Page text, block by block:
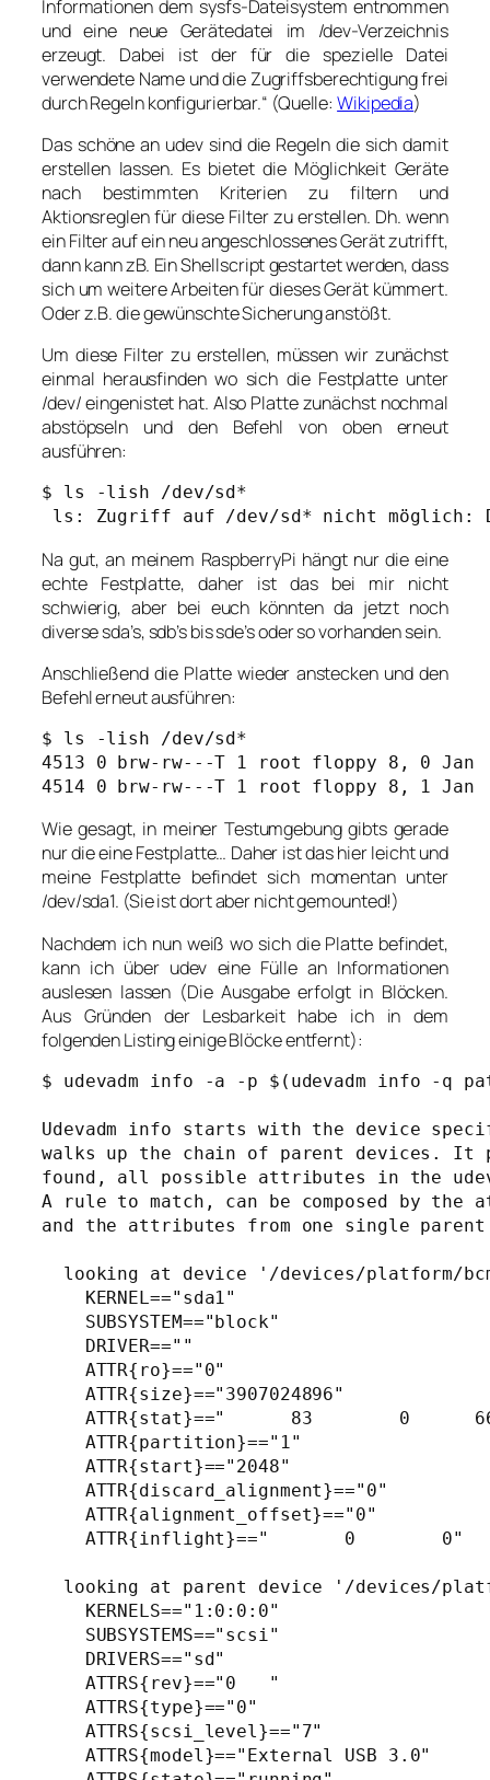
Informationen dem sysfs-Dateisystem entnommen
und eine neue Gerätedatei im /dev-Verzeichnis
erzeugt. Dabei ist der für die spezielle Datei
verwendete Name und die Zugriffsberechtigung frei
durch Regeln konfigurierbar.“ (Quelle:Wikipedia)
Das schöne an udev sind die Regeln die sich damit
erstellen lassen. Es bietet die Möglichkeit Geräte
nach bestimmten Kriterien zu filtern und
Aktionsreglen für diese Filter zu erstellen. Dh. wenn
ein Filter auf ein neu angeschlossenes Gerät zutrifft,
dann kann zB. Ein Shellscript gestartet werden, dass
sich um weitere Arbeiten für dieses Gerät kümmert.
Oder z.B. die gewünschte Sicherung anstößt.
Um diese Filter zu erstellen, müssen wir zunächst
einmal herausfinden wo sich die Festplatte unter
/dev/ eingenistet hat. Also Platte zunächst nochmal
abstöpseln und den Befehl von oben erneut
ausführen:
$ ls -lish /dev/sd*
Na gut, an meinem RaspberryPi hängt nur die eine
echte Festplatte, daher ist das bei mir nicht
schwierig, aber bei euch könnten da jetzt noch
diverse sda’s, sdb’s bis sde’s oder so vorhanden sein.
Anschließend die Platte wieder anstecken und den
Befehl erneut ausführen:
$ ls -lish /dev/sd*
4513 0 brw-rw---T 1 root floppy 8, 0 Jan
4514 0 brw-rw---T 1 root floppy 8, 1 Jan
Wie gesagt, in meiner Testumgebung gibts gerade
nur die eine Festplatte… Daher ist das hier leicht und
meine Festplatte befindet sich momentan unter
/dev/sda1. (Sie ist dort aber nicht gemounted!)
Nachdem ich nun weiß wo sich die Platte befindet,
kann ich über udev eine Fülle an Informationen
auslesen lassen (Die Ausgabe erfolgt in Blöcken.
Aus Gründen der Lesbarkeit habe ich in dem
folgenden Listing einige Blöcke entfernt):
$ udevadm info -a -p $(udevadm info -q
Udevadm info starts with the device
walks up the chain of parent devices. It
found, all possible attributes in the
A rule to match, can be composed by
and the attributes from one single
looking at device '/devices/platform/
    KERNEL=="sda1"
    SUBSYSTEM=="block"
    DRIVER==""
    ATTR{ro}=="0"
    ATTR{size}=="3907024896"
ATTR{stat}=="      83        0
    ATTR{partition}=="1"
    ATTR{start}=="2048"
    ATTR{discard_alignment}=="0"
    ATTR{alignment_offset}=="0"
    ATTR{inflight}=="       0        0"
looking at parent device '/devices/
    KERNELS=="1:0:0:0"
    SUBSYSTEMS=="scsi"
    DRIVERS=="sd"
    ATTRS{rev}=="0   "
    ATTRS{type}=="0"
    ATTRS{scsi_level}=="7"
    ATTRS{model}=="External USB 3.0"